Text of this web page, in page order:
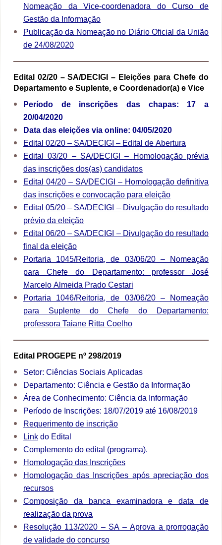
Nomeação da Vice-coordenadora do Curso de
Gestão da Informação
Publicação da Nomeação no Diário Oficial da União
de 24/08/2020
Edital 02/20 – SA/DECIGI – Eleições para Chefe do
Departamento e Suplente, e Coordenador(a) e Vice
Período de inscrições das chapas: 17 a
20/04/2020
Data das eleições via online: 04/05/2020
Edital 02/20 – SA/DECIGI – Edital de Abertura
Edital 03/20 – SA/DECIGI – Homologação prévia
das inscrições dos(as) candidatos
Edital 04/20 – SA/DECIGI – Homologação definitiva
das inscrições e convocação para eleição
Edital 05/20 – SA/DECIGI – Divulgação do resultado
prévio da eleição
Edital 06/20 – SA/DECIGI – Divulgação do resultado
final da eleição
Portaria 1045/Reitoria, de 03/06/20 – Nomeação
para Chefe do Departamento: professor José
Marcelo Almeida Prado Cestari
Portaria 1046/Reitoria, de 03/06/20 – Nomeação
para Suplente do Chefe do Departamento:
professora Taiane Ritta Coelho
Edital PROGEPE nº 298/2019
Setor: Ciências Sociais Aplicadas
Departamento: Ciência e Gestão da Informação
Área de Conhecimento: Ciência da Informação
Período de Inscrições: 18/07/2019 até 16/08/2019
Requerimento de inscrição
Link do Edital
Complemento do edital (programa).
Homologação das Inscrições
Homologação das Inscrições após apreciação dos
recursos
Composição da banca examinadora e data de
realização da prova
Resolução 113/2020 – SA – Aprova a prorrogação
de validade do concurso